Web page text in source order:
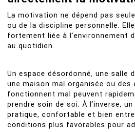
La motivation ne dépend pas
ou de la discipline personnelle.
fortement liée à l’environnement
au quotidien.
Un espace désordonné, une salle
une maison mal organisée ou des
fonctionnent mal peuvent
prendre soin de soi. À l’inverse,
pratique, confortable et bien
conditions plus favorables pour